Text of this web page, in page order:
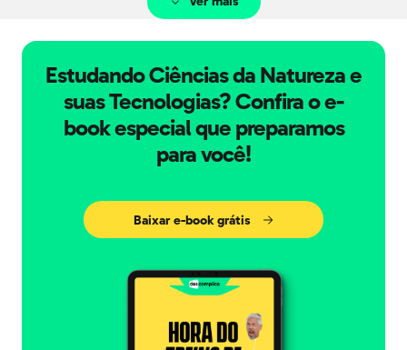
Estudando Ciências da Natureza e
suas Tecnologias? Confira o e-
book especial que preparamos
para você!
Baixar e-book grátis